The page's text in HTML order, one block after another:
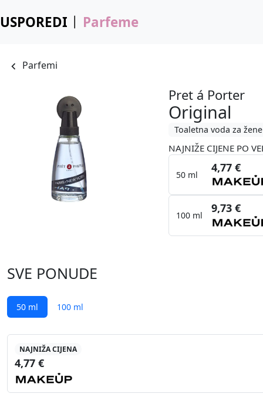
USPOREDI Parfeme
Parfemi
Pret á Porter
Original
Toaletna voda za žene
NAJNIŽE CIJENE PO
50 ml
4,77 €
100 ml
9,73 €
SVE PONUDE
50 ml 100 ml
NAJNIŽA CIJENA
4,77 €